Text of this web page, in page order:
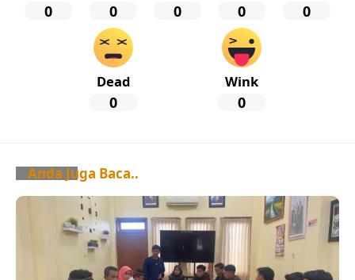
0 0 0 0 0
Dead
0
Wink
0
Anda Juga Baca..